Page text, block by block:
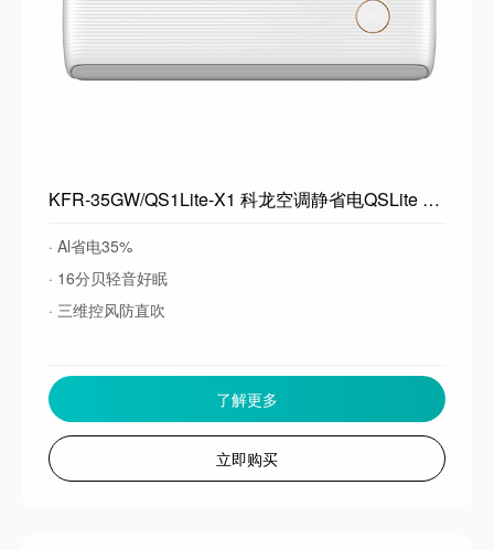
KFR-35GW/QS1Lite-X1 科龙空调静省电QSLite 海信出品 大1.5匹空调挂机新一级能效 卧室变频冷暖 轻音大风量 以旧换新 大1.5匹一级能效35QSLite
· Al省电35%
· 16分贝轻音好眠
· 三维控风防直吹
了解更多
立即购买